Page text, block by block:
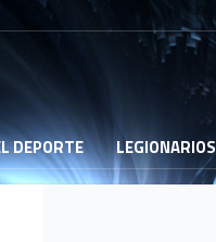
DEPORTE LEGIONARIOS